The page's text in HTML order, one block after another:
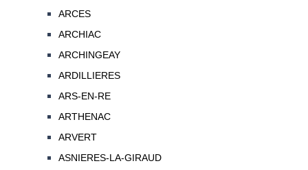
ARCES
ARCHIAC
ARCHINGEAY
ARDILLIERES
ARS-EN-RE
ARTHENAC
ARVERT
ASNIERES-LA-GIRAUD